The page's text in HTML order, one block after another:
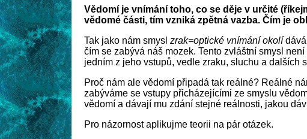
Vědomí je vnímání toho, co se děje v určité
vědomé části, tím vzniká zpětná vazba. Čím je
Tak jako nám smysl zrak=optické vnímání okolídává
čím se zabývá náš mozek. Tento zvláštní smysl
jedním z jeho vstupů, vedle zraku, sluchu a dalších
Proč nám ale vědomí připadá tak reálné? Reálné
zabýváme se vstupy přicházejícími ze smyslu
vědomí a dávají mu zdání stejné reálnosti, jakou
Pro názornost aplikujme teorii na pár otázek.